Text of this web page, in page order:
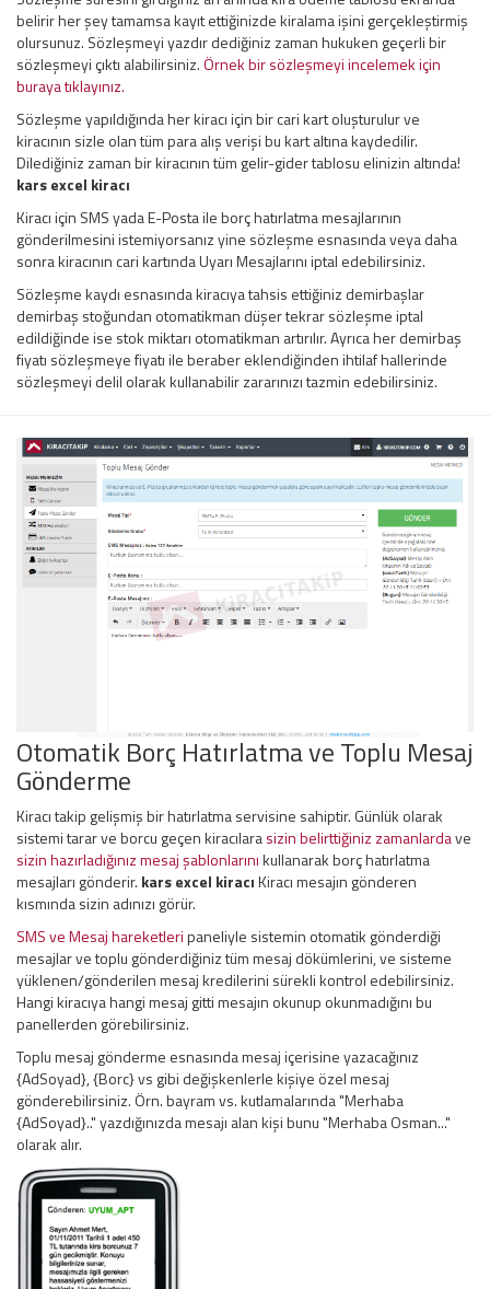
belirir her şey tamamsa kayıt ettiğinizde kiralama işini gerçekleştirmiş
olursunuz. Sözleşmeyi yazdır dediğiniz zaman hukuken geçerli bir
sözleşmeyi çıktı alabilirsiniz.Örnek bir sözleşmeyi incelemek için
buraya tıklayınız.
Sözleşme yapıldığında her kiracı için bir cari kart oluşturulur ve
kiracının sizle olan tüm para alış verişi bu kart altına kaydedilir.
Dilediğiniz zaman bir kiracının tüm gelir-gider tablosu elinizin altında!
kars excel kiracı
Kiracı için SMS yada E-Posta ile borç hatırlatma mesajlarının
gönderilmesini istemiyorsanız yine sözleşme esnasında veya daha
sonra kiracının cari kartında Uyarı Mesajlarını iptal edebilirsiniz.
Sözleşme kaydı esnasında kiracıya tahsis ettiğiniz demirbaşlar
demirbaş stoğundan otomatikman düşer tekrar sözleşme iptal
edildiğinde ise stok miktarı otomatikman artırılır. Ayrıca her demirbaş
fiyatı sözleşmeye fiyatı ile beraber eklendiğinden ihtilaf hallerinde
sözleşmeyi delil olarak kullanabilir zararınızı tazmin edebilirsiniz.
Otomatik Borç Hatırlatma ve Toplu Mesaj
Gönderme
Kiracı takip gelişmiş bir hatırlatma servisine sahiptir. Günlük olarak
sistemi tarar ve borcu geçen kiracılarasizin belirttiğiniz zamanlardave
sizin hazırladığınız mesaj şablonlarınıkullanarak borç hatırlatma
mesajları gönderir. kars excel kiracıKiracı mesajın gönderen
kısmında sizin adınızı görür.
SMS ve Mesaj hareketleripaneliyle sistemin otomatik gönderdiği
mesajlar ve toplu gönderdiğiniz tüm mesaj dökümlerini, ve sisteme
yüklenen/gönderilen mesaj kredilerini sürekli kontrol edebilirsiniz.
Hangi kiracıya hangi mesaj gitti mesajın okunup okunmadığını bu
panellerden görebilirsiniz.
Toplu mesaj gönderme esnasında mesaj içerisine yazacağınız
{AdSoyad}, {Borc} vs gibi değişkenlerle kişiye özel mesaj
gönderebilirsiniz. Örn. bayram vs. kutlamalarında "Merhaba
{AdSoyad}.." yazdığınızda mesajı alan kişi bunu "Merhaba Osman..."
olarak alır.